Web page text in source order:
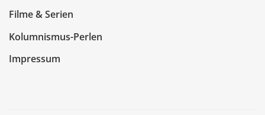
Filme & Serien
Kolumnismus-Perlen
Impressum